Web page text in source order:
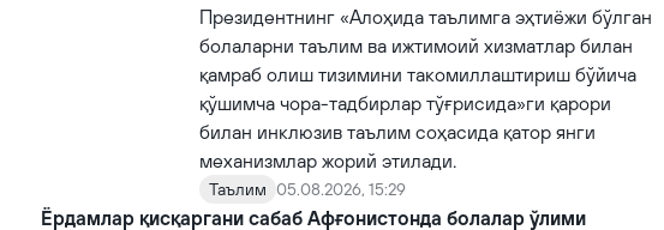
Президентнинг «Алоҳида таълимга эҳтиёжи бўлган
болаларни таълим ва ижтимоий хизматлар билан
қамраб олиш тизимини такомиллаштириш бўйича
қўшимча чора-тадбирлар тўғрисида»ги қарори
билан инклюзив таълим соҳасида қатор янги
механизмлар жорий этилади.
Таълим 05.08.2026, 15:29
Ёрдамлар қисқаргани сабаб Афғонистонда болалар ўлими